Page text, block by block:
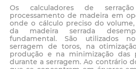
Os calculadores de
processamento de madeira em
onde o cálculo preciso do
da madeira serrada
fundamental. São utilizados
serragem de toros, na
produção e na minimização das
durante a serragem. Ao contrário